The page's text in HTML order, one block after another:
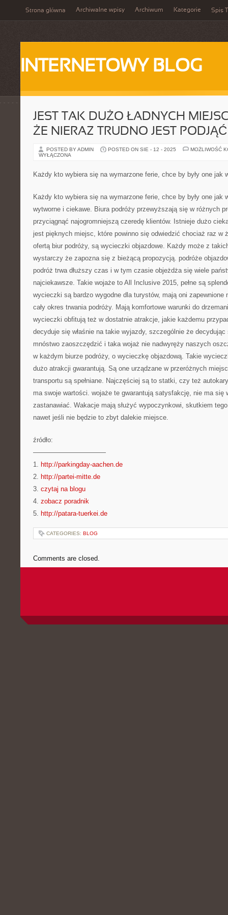
Strona główna Archiwalne wpisy Archiwum Kategorie Spis
INTERNETOWY BLOG
JEST TAK DUŻO ŁADNYCH
ŻE NIERAZ TRUDNO JEST
POSTED BY ADMIN POSTED ON SIE - 12 - 2025
MOŻLIWOŚĆ
WYŁĄCZONA
Każdy kto wybiera się na wymarzone ferie, chce by były one jak
Każdy kto wybiera się na wymarzone ferie, chce by były one jak
wytworne i ciekawe. Biura podróży przewyższają się w różnych
przyciągnąć najogromniejszą czeredę klientów. Istnieje dużo
jest pięknych miejsc, które powinno się odwiedzić chociaż raz w
ofertą biur podróży, są wycieczki objazdowe. Każdy może z
wystarczy że zapozna się z bieżącą propozycją. podróże
podróż trwa dłuższy czas i w tym czasie objeżdża się wiele
najciekawsze. Takie wojaże to All Inclusive 2015, pełne są
wycieczki są bardzo wygodne dla turystów, mają oni zapewnione
cały okres trwania podróży. Mają komfortowe warunki do
wycieczki obfitują też w dostatnie atrakcje, jakie każdemu
decyduje się właśnie na takie wyjazdy, szczególnie że
mnóstwo zaoszczędzić i taka wojaż nie nadwyręży naszych
w każdym biurze podróży, o wycieczkę objazdową. Takie
dużo atrakcji gwarantują. Są one urządzane w przeróżnych
transportu są spełniane. Najczęściej są to statki, czy też
ma swoje wartości. wojaże te gwarantują satysfakcję, nie ma się
zastanawiać. Wakacje mają służyć wypoczynkowi, skutkiem
nawet jeśli nie będzie to zbyt dalekie miejsce.
źródło:
———————————
1. http://parkingday-aachen.de
2. http://partei-mitte.de
3. czytaj na blogu
4. zobacz poradnik
5. http://patara-tuerkei.de
CATEGORIES: BLOG
Comments are closed.